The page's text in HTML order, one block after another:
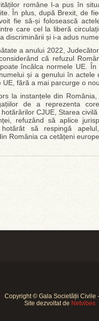
române l-a pus în
În plus, după Brexit, de
fie să-și folosească
care cel la liberă
discriminării și i-a adus
a anului 2022,
că refuzul
încălca normele UE.
și a genului în
UE, fără a mai parcurge o
la instanțele din
de a reprezenta
CJUE, Starea
refuzând să aplice
să respingă
România ca cetățeni
Copyright © Gala Societății Civile
Site dezvoltat de Netvibes